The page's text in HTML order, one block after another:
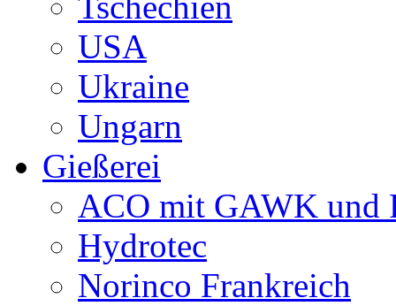
USA
Ukraine
Ungarn
Gießerei
ACO mit GAWK und
Hydrotec
Norinco Frankreich